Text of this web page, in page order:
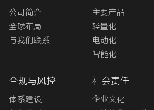
公司简介
全球布局
与我们联系
主要产品
轻量化
电动化
智能化
合规与风控
体系建设
社会责任
企业文化